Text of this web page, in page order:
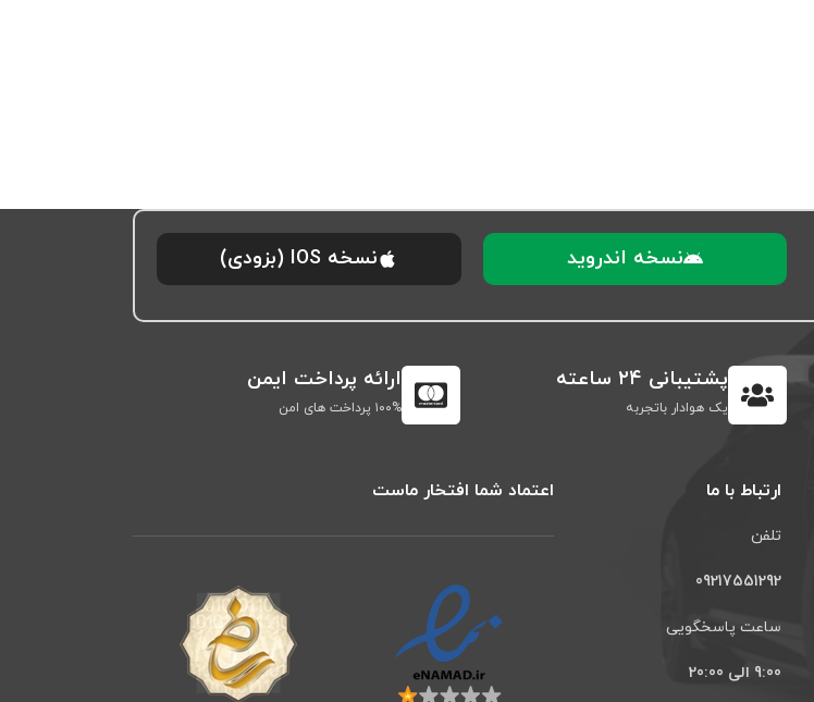
نسخه اندروید نسخه IOS (بزودی)
پشتیبانی ۲۴ ساعته
یک هوادار باتجربه
ارائه پرداخت ایمن
۱۰۰% پرداخت های امن
ارتباط با ما
تلفن
09217551292
ساعت پاسخگویی
9:00 الی 20:00
اعتماد شما افتخار ماست